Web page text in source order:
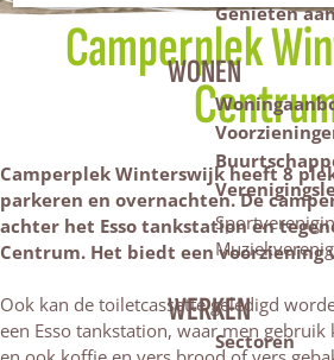
Genieten
WONEN
WERKEN
Sectoren
Camperplek
Camperplek Winterswijk heeft 8
parkeren en overnachten. De
achter het Esso tankstation en
Centrum. Het biedt een voorziening
Ook kan de toiletcassette geledigd
een Esso tankstation, waar men